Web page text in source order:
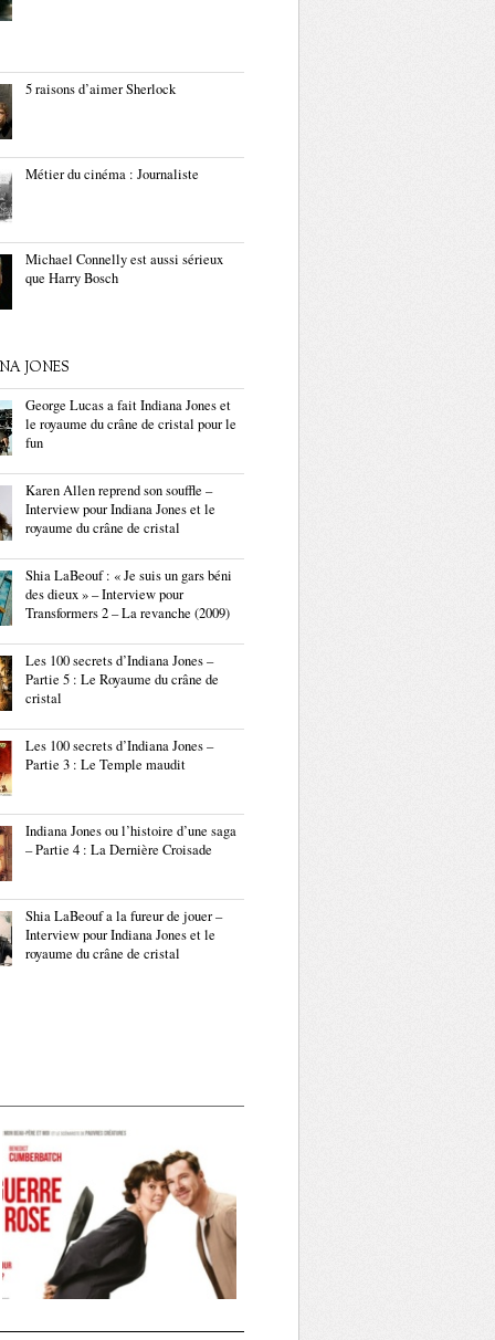
5 raisons d’aimer Sherlock
Métier du cinéma : Journaliste
Michael Connelly est aussi sérieux
que Harry Bosch
JONES
George Lucas a fait Indiana Jones et
le royaume du crâne de cristal pour le
fun
Karen Allen reprend son souffle –
Interview pour Indiana Jones et le
royaume du crâne de cristal
Shia LaBeouf : « Je suis un gars béni
des dieux » – Interview pour
Transformers 2 – La revanche (2009)
Les 100 secrets d’Indiana Jones –
Partie 5 : Le Royaume du crâne de
cristal
Les 100 secrets d’Indiana Jones –
Partie 3 : Le Temple maudit
Indiana Jones ou l’histoire d’une saga
– Partie 4 : La Dernière Croisade
Shia LaBeouf a la fureur de jouer –
Interview pour Indiana Jones et le
royaume du crâne de cristal